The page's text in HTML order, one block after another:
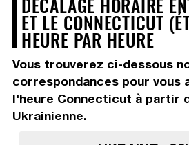
ET LE CONNECTICUT
HEURE PAR HEURE
Vous trouverez ci-dessous
correspondances pour vous
l'heure Connecticut à partir
Ukrainienne.